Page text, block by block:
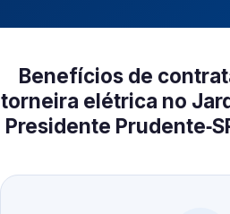
Benefícios de
torneira elétrica no
Presidente